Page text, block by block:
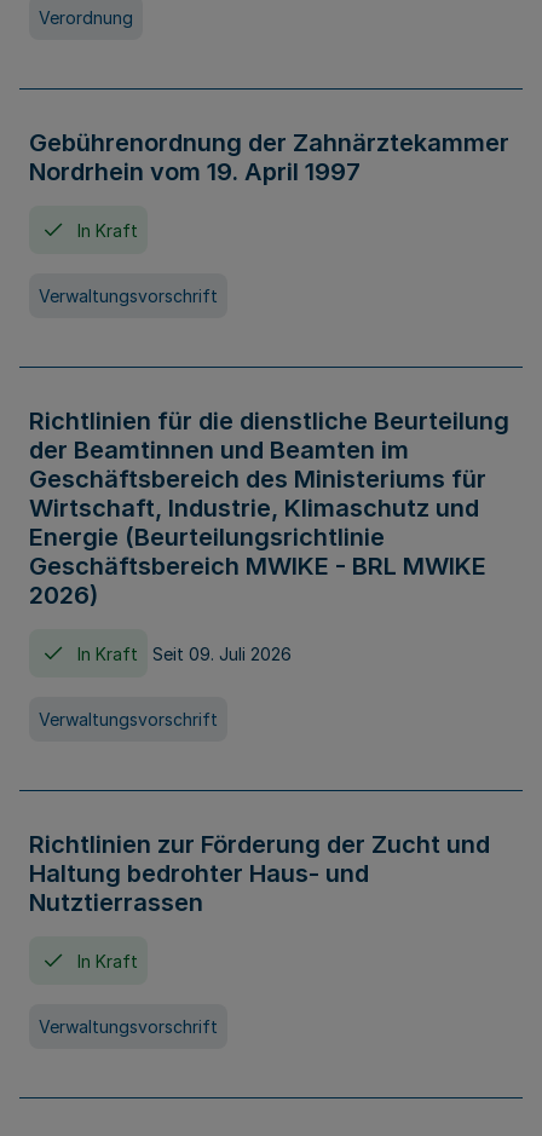
Verordnung
Gebührenordnung der Zahnärztekammer
Nordrhein vom 19. April 1997
In Kraft
Verwaltungsvorschrift
Richtlinien für die dienstliche Beurteilung
der Beamtinnen und Beamten im
Geschäftsbereich des Ministeriums für
Wirtschaft, Industrie, Klimaschutz und
Energie (Beurteilungsrichtlinie
Geschäftsbereich MWIKE - BRL MWIKE
2026)
In Kraft Seit 09. Juli 2026
Verwaltungsvorschrift
Richtlinien zur Förderung der Zucht und
Haltung bedrohter Haus- und
Nutztierrassen
In Kraft
Verwaltungsvorschrift